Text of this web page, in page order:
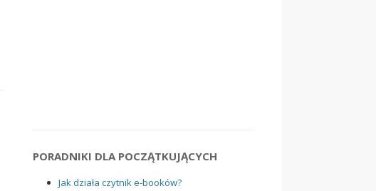
PORADNIKI DLA POCZĄTKUJĄCYCH
Jak działa czytnik e-booków?